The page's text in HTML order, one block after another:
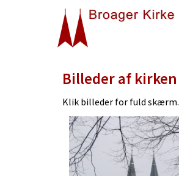
Billeder af kirken
Klik billeder for fuld skærm.